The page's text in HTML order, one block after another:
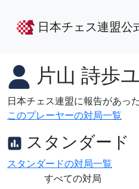
日本チェス連盟公
片山 詩歩
日本チェス連盟に報告があっ
このプレーヤーの対局一覧
スタンダード
スタンダードの対局一覧
すべての対局